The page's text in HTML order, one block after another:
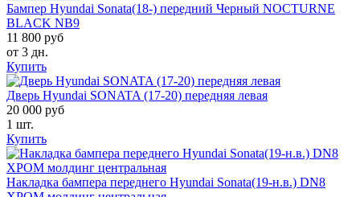
Бампер Hyundai Sonata(18-) передний Черный NOCTURNE
BLACK NB9
11 800 руб
от 3 дн.
Купить
Дверь Hyundai SONATA (17-20) передняя левая
20 000 руб
1 шт.
Купить
Накладка бампера переднего Hyundai Sonata(19-н.в.) DN8